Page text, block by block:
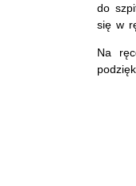
do
się w
Na